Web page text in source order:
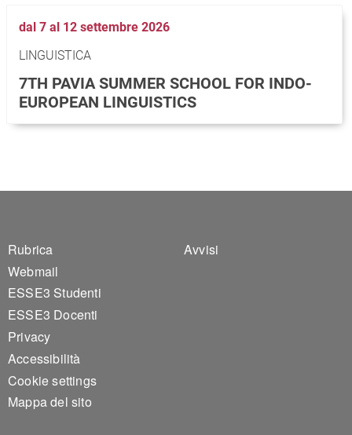
dal 7 al 12 settembre 2026
LINGUISTICA
7TH PAVIA SUMMER SCHOOL FOR INDO-
EUROPEAN LINGUISTICS
Footer 1
Rubrica
Webmail
ESSE3 Studenti
ESSE3 Docenti
Privacy
Accessibilità
Cookie settings
Mappa del sito
Footer 2
Avvisi